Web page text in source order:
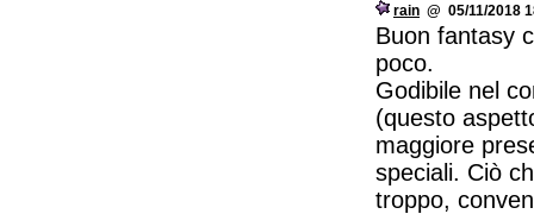
rain @ 05/11/2018
Buon fantasy
poco.
Godibile nel
(questo
maggiore
speciali. Ciò
troppo,